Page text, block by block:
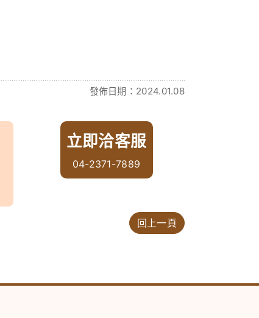
發佈日期：2024.01.08
立即洽客服
04-2371-7889
回上一頁